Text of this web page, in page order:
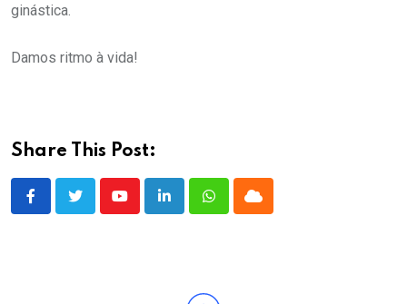
ginástica.
Damos ritmo à vida!
Share This Post:
YoutubeLinkedInWhatsappCloud